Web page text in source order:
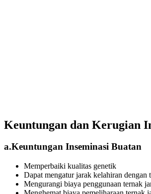
Keuntungan dan Kerugian
a.Keuntungan Inseminasi Buatan
Memperbaiki kualitas genetik
Dapat mengatur jarak kelahiran dengan
Mengurangi biaya penggunaan ternak